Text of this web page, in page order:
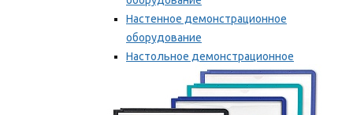
Настенное демонстрационное
оборудование
Настольное демонстрационное
оборудование
Мы рекомендуем